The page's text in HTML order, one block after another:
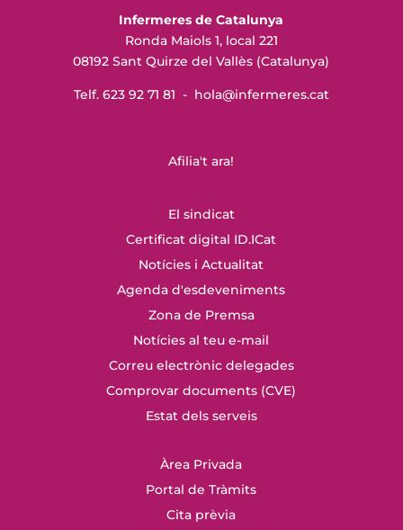
Infermeres de Catalunya
Ronda Maiols 1, local 221
08192 Sant Quirze del Vallès (Catalunya)
Telf. 623 92 71 81 - hola@infermeres.cat
Afilia't ara!
El sindicat
Certificat digital ID.ICat
Notícies i Actualitat
Agenda d'esdeveniments
Zona de Premsa
Notícies al teu e-mail
Correu electrònic delegades
Comprovar documents (CVE)
Estat dels serveis
Àrea Privada
Portal de Tràmits
Cita prèvia